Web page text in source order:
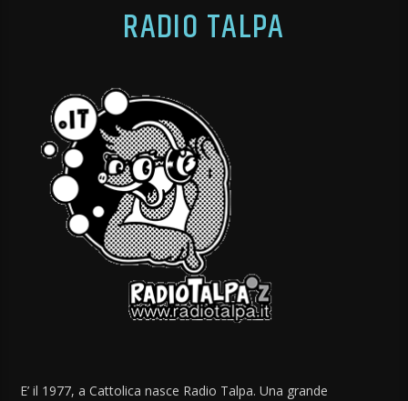
RADIO TALPA
E’ il 1977, a Cattolica nasce Radio Talpa. Una grande